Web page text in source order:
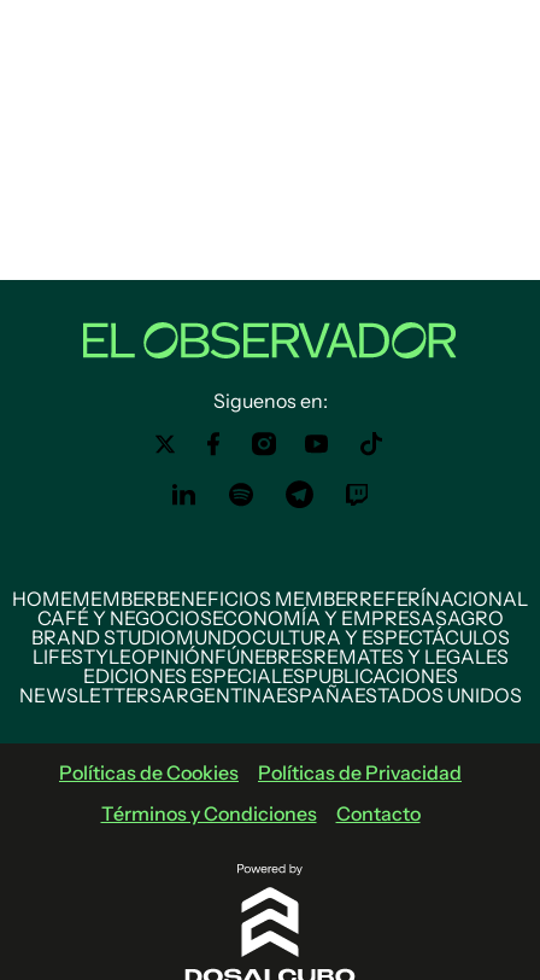
Siguenos en:
HOMEMEMBERBENEFICIOS MEMBERREFERÍNACIONAL
CAFÉ Y NEGOCIOSECONOMÍA Y EMPRESASAGRO
BRAND STUDIOMUNDOCULTURA Y ESPECTÁCULOS
LIFESTYLEOPINIÓNFÚNEBRESREMATES Y LEGALES
EDICIONES ESPECIALESPUBLICACIONES
NEWSLETTERSARGENTINAESPAÑAESTADOS UNIDOS
Políticas de Cookies
Políticas de Privacidad
Términos y Condiciones
Contacto